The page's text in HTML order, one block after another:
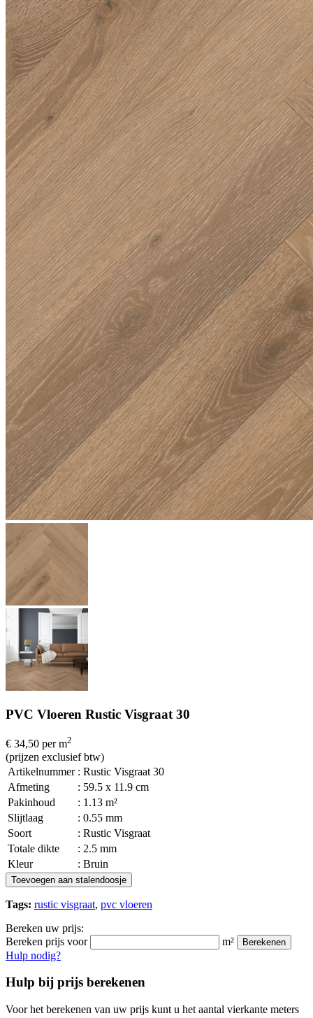
PVC Vloeren Rustic Visgraat 30
€ 34,50 per m2
(prijzen exclusief btw)
Artikelnummer : Rustic Visgraat 30
Afmeting
: 59.5 x 11.9 cm
Pakinhoud
: 1.13 m²
Slijtlaag
: 0.55 mm
Soort
: Rustic Visgraat
Totale dikte
: 2.5 mm
Kleur
: Bruin
Toevoegen aan stalendoosje
Tags: rustic visgraat, pvc vloeren
Bereken uw prijs:
Bereken prijs voor
m² Berekenen
Hulp nodig?
Hulp bij prijs berekenen
Voor het berekenen van uw prijs kunt u het aantal vierkante meters